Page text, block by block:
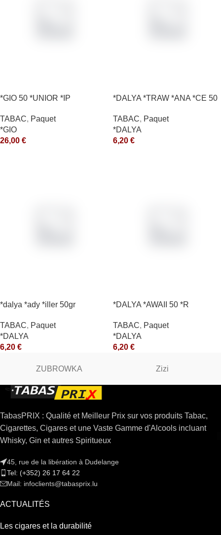
*GIO 50 *UNIOR *IP
TABAC, Paquet
*GIO
26,00 €
*DALYA *TRAW *ANA *CE 50
TABAC, Paquet
*DALYA
6,20 €
*dalya *ady *iller 50gr
TABAC, Paquet
*DALYA
6,20 €
*DALYA *AWAII 50 *R
TABAC, Paquet
*DALYA
6,20 €
ZUBROWKA Zizi
TabasPRIX : Qualité et Meilleur Prix sur vos produits Tabac,
Cigarettes, Cigares et une Vaste Gamme d'Alcools incluant
Whisky, Gin et autres Spiritueux
45, rue de la libération à Dudelange
Tel: (+352) 26 17 64 22
Mail: infoclients@tabasprix.lu
ACTUALITÉS
Les cigares et la durabilité